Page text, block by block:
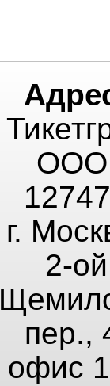
г.
2-ой
пер.,
офис